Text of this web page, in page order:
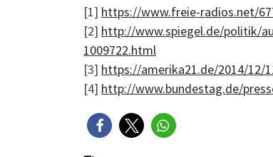
[1] https://www.freie-radios.net/
[2] http://www.spiegel.de/politik/
1009722.html
[3] https://amerika21.de/2014/12/
[4] http://www.bundestag.de/